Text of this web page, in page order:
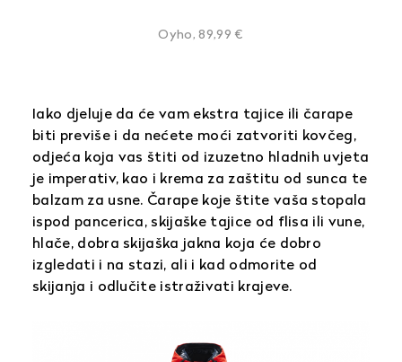
Oyho, 89,99 €
Iako djeluje da će vam ekstra tajice ili čarape
biti previše i da nećete moći zatvoriti kovčeg,
odjeća koja vas štiti od izuzetno hladnih uvjeta
je imperativ, kao i krema za zaštitu od sunca te
balzam za usne. Čarape koje štite vaša stopala
ispod pancerica, skijaške tajice od flisa ili vune,
hlače, dobra skijaška jakna koja će dobro
izgledati i na stazi, ali i kad odmorite od
skijanja i odlučite istraživati krajeve.